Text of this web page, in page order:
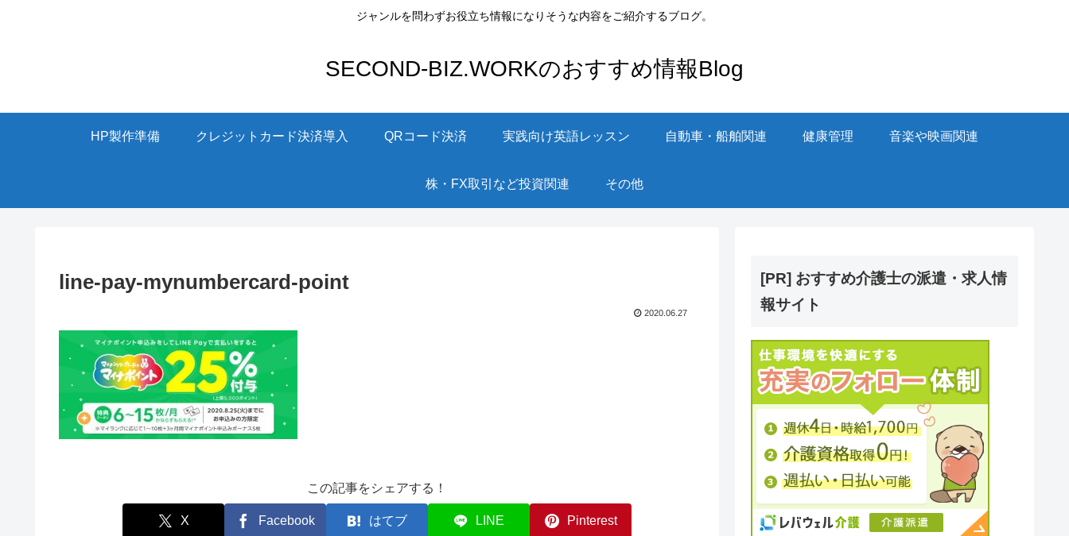
ジャンルを問わずお役立ち情報になりそうな内容をご紹介するブログ。
SECOND-BIZ.WORKのおすすめ情報Blog
HP製作準備 クレジットカード決済導入 QRコード決済 実践向け英語レッスン 自動車・船舶関連 健康管理 音楽や映画関連
株・FX取引など投資関連 その他
line-pay-mynumbercard-point
2020.06.27
この記事をシェアする！
X Facebook はてブ LINE Pinterest
[PR] おすすめ介護士の派遣・求人情
報サイト